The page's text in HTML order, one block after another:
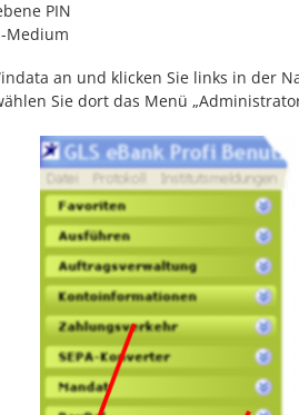
PIN
Medium
an und klicken Sie links in der
Sie dort das Menü